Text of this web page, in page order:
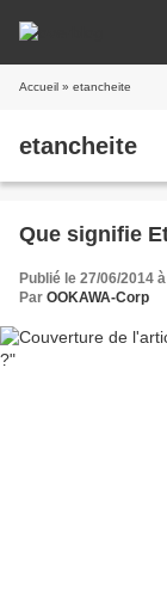
Accueil » etancheite
etancheite
Que signifie
Publié le 27/06/2014
Par OOKAWA-Corp